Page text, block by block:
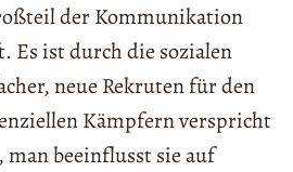
der Kommunikation
Es ist durch die sozialen
neue Rekruten für den
Kämpfern verspricht
beeinflusst sie auf